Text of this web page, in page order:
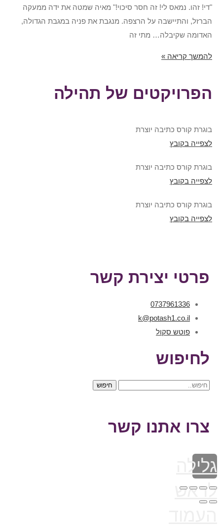
"די! זהו. נמאס לי! זה חסר סיכוי!" מאיה שמטה את ידה ממעקה
הברזל, והתיישבה על הרצפה. מנגבת את פניה במגבת הגדולה,
האדומה שקיבלה… מתי זה
להמשך קריאה »
הפרויקטים של תהילה
בוגרת קורס כתיבה יוצרת
לצפייה בקובץ
בוגרת קורס כתיבה יוצרת
לצפייה בקובץ
בוגרת קורס כתיבה יוצרת
לצפייה בקובץ
פרטי יצירת קשר
0737961336
k@potash1.co.il
פוטש סקול
לחיפוש
חיפוש
צרו אתנו קשר
גלילה
לראש